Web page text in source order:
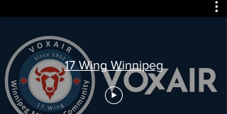
17 Wing Winnipeg